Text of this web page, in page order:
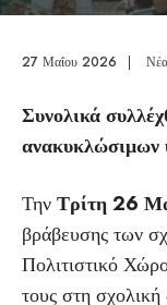
27 Μαΐου 2026 |
Συνολικά
ανακυκλώσιμων
ΤηνΤρίτη 26
βράβευσης των
Πολιτιστικό
τους στη